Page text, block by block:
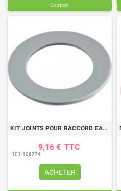
En stock
KIT JOINTS POUR RACCORD EASYLOCK
9,16 € TTC
101-106774
ACHETER